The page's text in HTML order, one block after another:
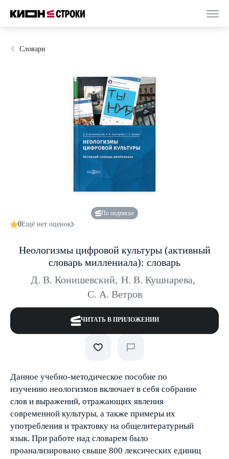
Словари
По подписке
0Ещё нет оценок
Неологизмы цифровой культуры (активный
словарь миллениала): словарь
Д. В. Конишевский, Н. В. Кушнарева,
С. А. Ветров
ЧИТАТЬ В ПРИЛОЖЕНИИ
Данное учебно-методическое пособие по
изучению неологизмов включает в себя собрание
слов и выражений, отражающих явления
современной культуры, а также примеры их
употребления и трактовку на общелитературный
язык. При работе над словарем было
проанализировано свыше 800 лексических единиц